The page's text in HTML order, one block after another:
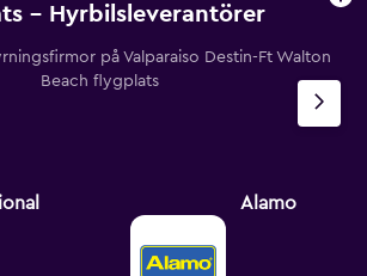
– Hyrbilsleverantörer
på Valparaiso Destin-Ft Walton
Beach flygplats
Alamo